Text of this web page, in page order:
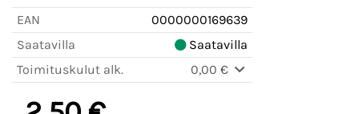
EAN
0000000169639
Saatavilla
Saatavilla
Toimituskulut alk.
0,00 €